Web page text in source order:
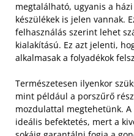
megtalálható, ugyanis a
készülékek is jelen vannak.
felhasználás szerint lehet
kialakítású. Ez azt jelenti,
alkalmasak a folyadékok
Természetesen ilyenkor
mint például a porszűrő
mozdulattal megtehetünk.
ideális befektetés, mert a